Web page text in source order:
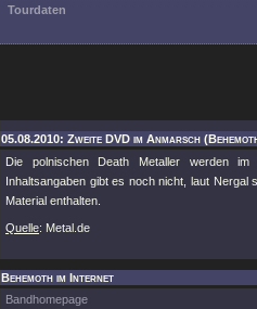
Tourdaten
05.08.2010: Zweite DVD im Anmarsch
Die polnischen Death Metaller werden
Inhaltsangaben gibt es noch nicht, laut Nergal
Material enthalten.
Quelle: Metal.de
Behemoth im Internet
Bandhomepage